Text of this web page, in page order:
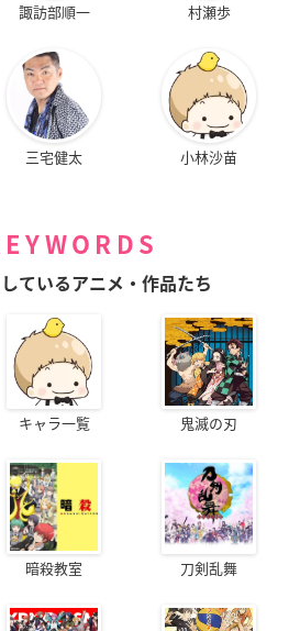
諏訪部順一 村瀬歩
三宅健太 小林沙苗
ているアニメ・作品たち
キャラ一覧 鬼滅の刃
暗殺教室 刀剣乱舞